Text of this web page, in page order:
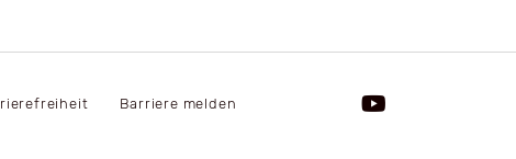
Barriere melden